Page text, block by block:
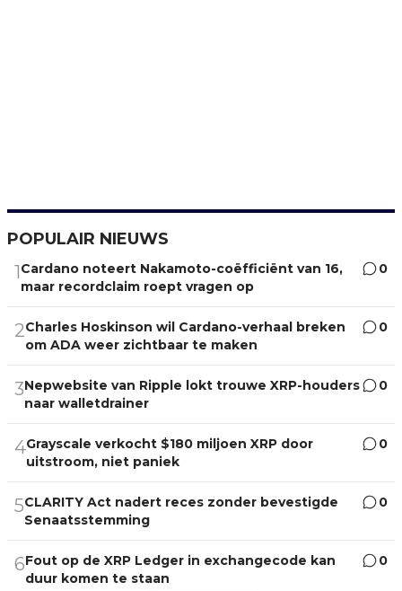
POPULAIR NIEUWS
1Cardano noteert Nakamoto-coëfficiënt van 16,
maar recordclaim roept vragen op
0
2Charles Hoskinson wil Cardano-verhaal breken
om ADA weer zichtbaar te maken
0
3Nepwebsite van Ripple lokt trouwe XRP-houders
naar walletdrainer
0
4Grayscale verkocht $180 miljoen XRP door
uitstroom, niet paniek
0
5CLARITY Act nadert reces zonder bevestigde
Senaatsstemming
0
6Fout op de XRP Ledger in exchangecode kan
duur komen te staan
0